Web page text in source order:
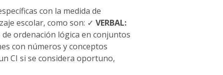
con la medida de
escolar, como son: ✓VERBAL:
ordenación lógica en conjuntos
con números y conceptos
CI si se considera oportuno,